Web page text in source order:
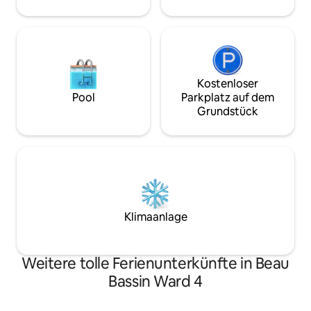
Pool
Kostenloser
Parkplatz auf dem
Grundstück
Klimaanlage
Weitere tolle Ferienunterkünfte in Beau
Bassin Ward 4